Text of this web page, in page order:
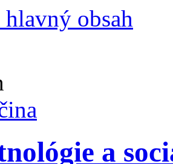
obsah
a